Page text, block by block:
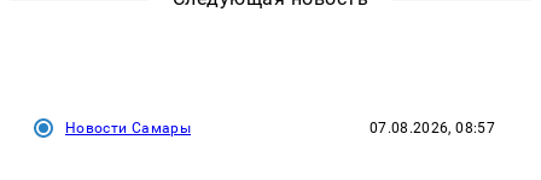
Новости Самары 07.08.2026, 08:57